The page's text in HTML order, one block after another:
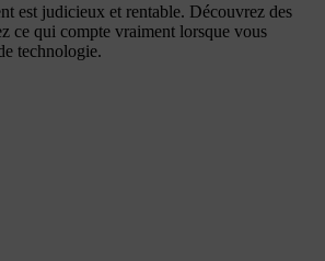
est judicieux et rentable. Découvrez des
ce qui compte vraiment lorsque vous
technologie.